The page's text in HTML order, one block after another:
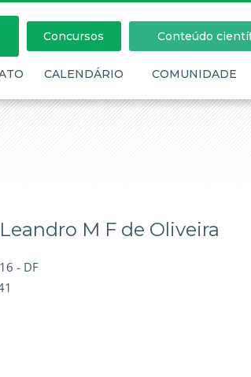
Concursos Conteúdo
CALENDÁRIO COMUNIDADE
M F de Oliveira
- DF